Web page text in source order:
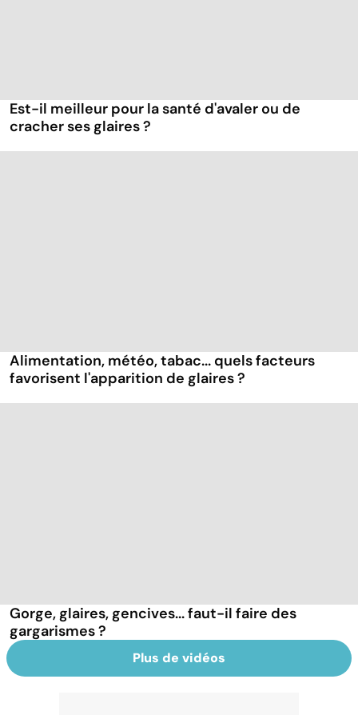
Est-il meilleur pour la santé d'avaler ou de
cracher ses glaires ?
Alimentation, météo, tabac... quels facteurs
favorisent l'apparition de glaires ?
Gorge, glaires, gencives... faut-il faire des
gargarismes ?
Plus de vidéos